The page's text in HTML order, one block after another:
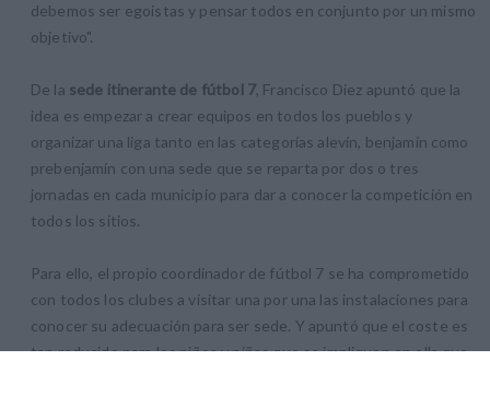
debemos ser egoistas y pensar todos en conjunto por un mismo
objetivo".
De la sede itinerante de fútbol 7, Francisco Diez apuntó que la
idea es empezar a crear equipos en todos los pueblos y
organizar una liga tanto en las categorías alevín, benjamín como
prebenjamín con una sede que se reparta por dos o tres
jornadas en cada municipio para dar a conocer la competición en
todos los sitios.
Para ello, el propio coordinador de fútbol 7 se ha comprometido
con todos los clubes a visitar una por una las instalaciones para
conocer su adecuación para ser sede. Y apuntó que el coste es
tan reducido para los niños y niñas que se impliquen en ella que